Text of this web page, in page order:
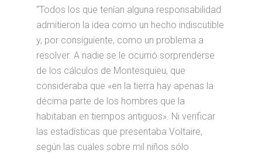
“Todos los que tenían alguna responsabilidad
admitieron la idea como un hecho indiscutible
y, por consiguiente, como un problema a
resolver. A nadie se le ocurrió sorprenderse
de los cálculos de Montesquieu, que
consideraba que «en la tierra hay apenas la
décima parte de los hombres que la
habitaban en tiempos antiguos». Ni verificar
las estadísticas que presentaba Voltaire,
según las cuales sobre mil niños sólo